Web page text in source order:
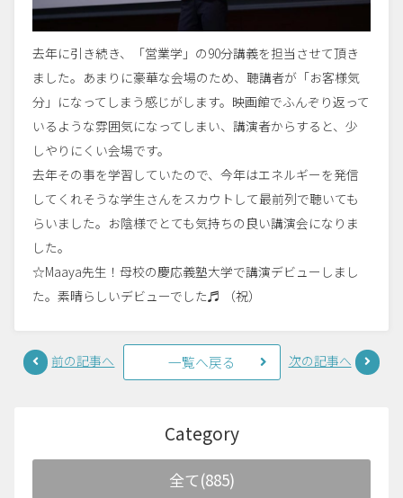
去年に引き続き、「営業学」の90分講義を担当させて頂き
ました。あまりに豪華な会場のため、聴講者が「お客様気
分」になってしまう感じがします。映画館でふんぞり返って
いるような雰囲気になってしまい、講演者からすると、少
しやりにくい会場です。
去年その事を学習していたので、今年はエネルギーを発信
してくれそうな学生さんをスカウトして最前列で聴いても
らいました。お陰様でとても気持ちの良い講演会になりま
した。
☆Maaya先生！母校の慶応義塾大学で講演デビューしまし
た。素晴らしいデビューでした♬ （祝）
前の記事へ 一覧へ戻る 次の記事へ
Category
全て(885)